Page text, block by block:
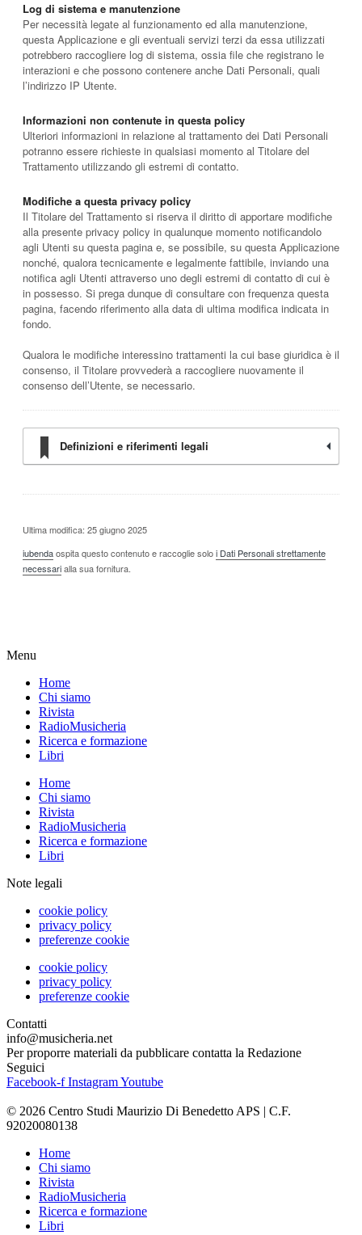
Log di sistema e manutenzione
Per necessità legate al funzionamento ed alla manutenzione,
questa Applicazione e gli eventuali servizi terzi da essa utilizzati
potrebbero raccogliere log di sistema, ossia file che registrano le
interazioni e che possono contenere anche Dati Personali, quali
l’indirizzo IP Utente.
Informazioni non contenute in questa policy
Ulteriori informazioni in relazione al trattamento dei Dati Personali
potranno essere richieste in qualsiasi momento al Titolare del
Trattamento utilizzando gli estremi di contatto.
Modifiche a questa privacy policy
Il Titolare del Trattamento si riserva il diritto di apportare modifiche
alla presente privacy policy in qualunque momento notificandolo
agli Utenti su questa pagina e, se possibile, su questa Applicazione
nonché, qualora tecnicamente e legalmente fattibile, inviando una
notifica agli Utenti attraverso uno degli estremi di contatto di cui è
in possesso. Si prega dunque di consultare con frequenza questa
pagina, facendo riferimento alla data di ultima modifica indicata in
fondo.
Qualora le modifiche interessino trattamenti la cui base giuridica è il
consenso, il Titolare provvederà a raccogliere nuovamente il
consenso dell’Utente, se necessario.
Definizioni e riferimenti legali
Ultima modifica: 25 giugno 2025
iubendaospita questo contenuto e raccoglie soloi Dati Personali strettamente
necessarialla sua fornitura.
Menu
Home
Chi siamo
Rivista
RadioMusicheria
Ricerca e formazione
Libri
Home
Chi siamo
Rivista
RadioMusicheria
Ricerca e formazione
Libri
Note legali
cookie policy
privacy policy
preferenze cookie
cookie policy
privacy policy
preferenze cookie
Contatti
info@musicheria.net
Per proporre materiali da pubblicare contatta la Redazione
Seguici
Facebook-f InstagramYoutube
© 2026 Centro Studi Maurizio Di Benedetto APS | C.F.
92020080138
Home
Chi siamo
Rivista
RadioMusicheria
Ricerca e formazione
Libri